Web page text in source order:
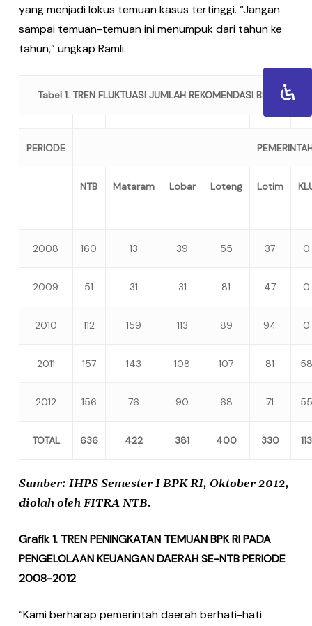
yang menjadi lokus temuan kasus tertinggi. “Jangan
sampai temuan-temuan ini menumpuk dari tahun ke
tahun,” ungkap Ramli.
Tabel 1. TREN FLUKTUASI JUMLAH REKOMENDASI BPK RI
PERIODE
NTB Mataram Lobar Loteng Lotim
2008 160 13 39 55 37 0
2009 51 31 31 81 47 0
2010 112 159 113 89 94 0
2011 157 143 108 107 81 58
2012 156 76 90 68 71 55
TOTAL 636 422 381 400 330 113
Sumber: IHPS Semester I BPK RI, Oktober 2012,
diolah oleh FITRA NTB.
Grafik 1. TREN PENINGKATAN TEMUAN BPK RI PADA
PENGELOLAAN KEUANGAN DAERAH SE-NTB PERIODE
2008-2012
“Kami berharap pemerintah daerah berhati-hati